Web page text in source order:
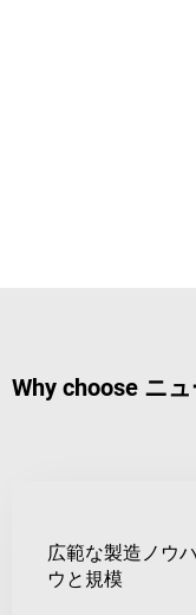
Why choose ニ
広範な製造ノウハ
ウと規模